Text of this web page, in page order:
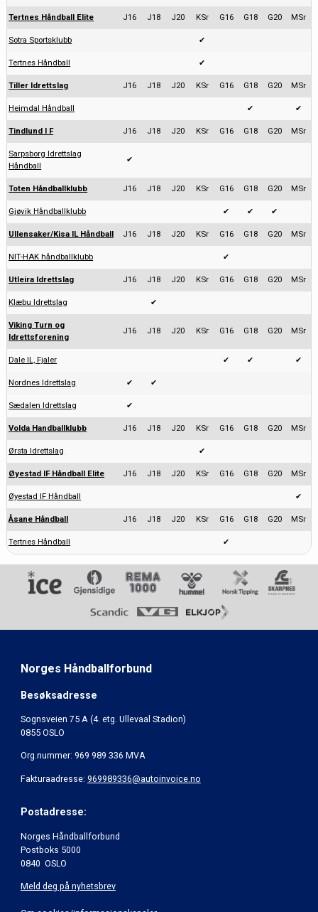
Tertnes Håndball Elite J16 J18 J20 KSr G16 G18 G20 MSr
Sotra Sportsklubb ✔
Tertnes Håndball ✔
Tiller Idrettslag J16 J18 J20 KSr G16 G18 G20 MSr
Heimdal Håndball ✔ ✔
Tindlund I F J16 J18 J20 KSr G16 G18 G20 MSr
Sarpsborg Idrettslag
Håndball
✔
Toten Håndballklubb J16 J18 J20 KSr G16 G18 G20 MSr
Gjøvik Håndballklubb ✔ ✔ ✔
Ullensaker/Kisa IL Håndball J16 J18 J20 KSr G16 G18 G20 MSr
NIT-HAK håndballklubb ✔
Utleira Idrettslag J16 J18 J20 KSr G16 G18 G20 MSr
Klæbu Idrettslag ✔
Viking Turn og
Idrettsforening
J16 J18 J20 KSr G16 G18 G20 MSr
Dale IL, Fjaler ✔ ✔ ✔
Nordnes Idrettslag ✔ ✔
Sædalen Idrettslag ✔
Volda Handballklubb J16 J18 J20 KSr G16 G18 G20 MSr
Ørsta Idrettslag ✔
Øyestad IF Håndball Elite J16 J18 J20 KSr G16 G18 G20 MSr
Øyestad IF Håndball ✔
Åsane Håndball J16 J18 J20 KSr G16 G18 G20 MSr
Tertnes Håndball ✔
Norges Håndballforbund
Besøksadresse
Sognsveien 75 A (4. etg. Ullevaal Stadion)
0855 OSLO
Org.nummer: 969 989 336 MVA
Fakturaadresse: 969989336@autoinvoice.no
Postadresse:
Norges Håndballforbund
Postboks 5000
0840 OSLO
Meld deg på nyhetsbrev